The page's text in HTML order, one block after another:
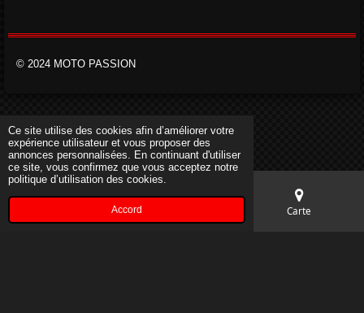
Ce site utilise des cookies afin d’améliorer votre
expérience utilisateur et vous proposer des
annonces personnalisées. En continuant d'utiliser
ce site, vous confirmez que vous acceptez notre
politique d’utilisation des cookies.
Accord
© 2024 MOTO PASSION
Carte